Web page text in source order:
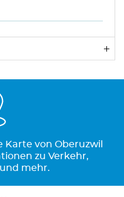
Karte von Oberuzwil
zu Verkehr,
mehr.